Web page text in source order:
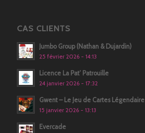
CAS CLIENTS
Jumbo Group (Nathan & Dujardin)
25 février 2026 - 14:13
Licence La Pat’ Patrouille
24 janvier 2026 - 17:32
Gwent – Le Jeu de Cartes Légendaire
15 janvier 2026 - 13:13
Evercade